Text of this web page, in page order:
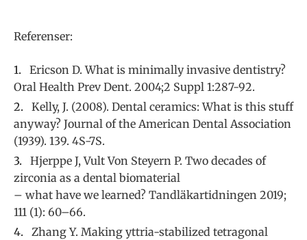
Referenser:
Ericson D. What is minimally invasive dentistry?
Oral Health Prev Dent. 2004;2 Suppl 1:287-92.
Kelly, J. (2008). Dental ceramics: What is this stuff
anyway? Journal of the American Dental Association
(1939). 139. 4S-7S.
Hjerppe J, Vult Von Steyern P. Two decades of
zirconia as a dental biomaterial
– what have we learned? Tandläkartidningen 2019;
111 (1): 60–66.
Zhang Y. Making yttria-stabilized tetragonal